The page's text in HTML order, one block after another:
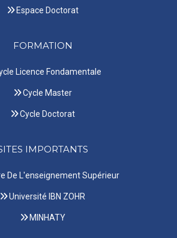
Espace Doctorat
FORMATION
Licence Fondamentale
Cycle Master
Cycle Doctorat
IMPORTANTS
De L'enseignement Supérieur
Université IBN ZOHR
MINHATY